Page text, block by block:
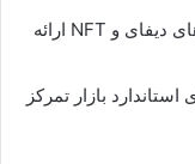
کوین گکو ابزارهایی برای ردیابی توکن‌های دیفای و NFT ارائه
بازار تمرکز